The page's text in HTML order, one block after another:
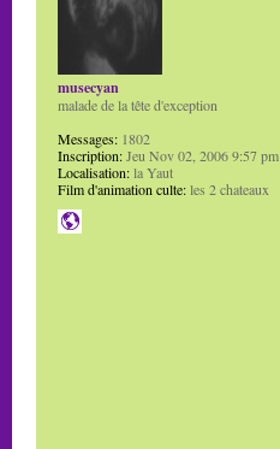
musecyan
malade de la tête d'exception
Messages: 1802
Inscription:Jeu Nov 02, 2006 9:57 pm
Localisation:la Yaut
Film d'animation culte:les 2 chateaux